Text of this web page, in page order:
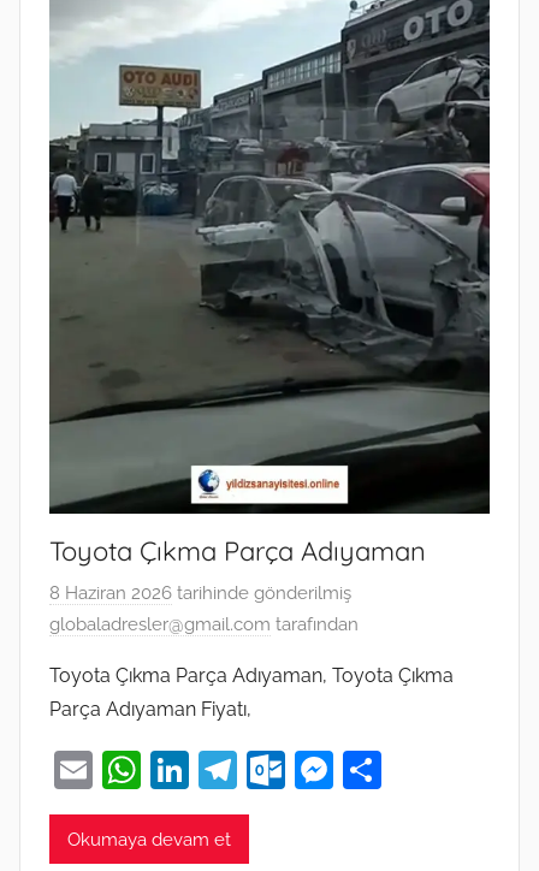
Toyota Çıkma Parça Adıyaman
8 Haziran 2026 tarihinde gönderilmiş
globaladresler@gmail.com tarafından
Toyota Çıkma Parça Adıyaman, Toyota Çıkma
Parça Adıyaman Fiyatı,
E
m
ai
W
h
at
Li
n
k
T
el
O
M
Okumaya devam et